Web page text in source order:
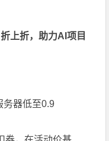
上折，助力AI项目
务器低至0.9